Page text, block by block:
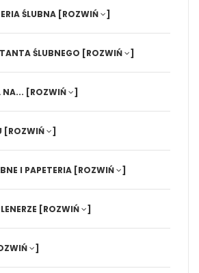
ŚLUBNA [ROZWIŃ ]
ŚLUBNEGO [ROZWIŃ ]
NA... [ROZWIŃ ]
[ROZWIŃ ]
I PAPETERIA [ROZWIŃ ]
[ROZWIŃ ]
]